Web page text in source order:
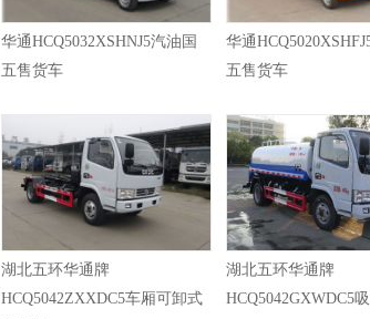
华通HCQ5032XSHNJ5汽油国
五售货车
华通
五售货车
湖北五环华通牌
HCQ5042ZXXDC5车厢可卸式
湖北五环华通牌
HCQ5042GXWDC5